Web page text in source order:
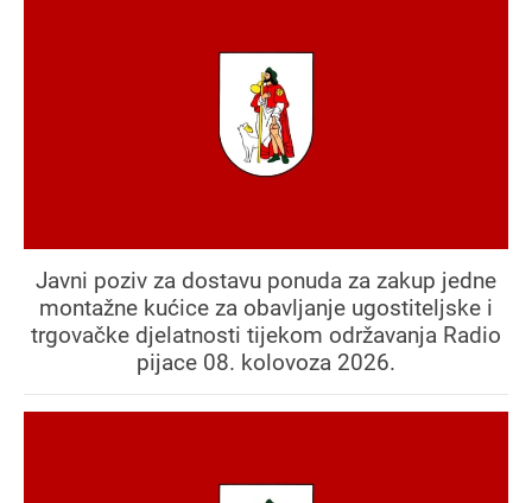
Javni poziv za dostavu ponuda za zakup jedne
montažne kućice za obavljanje ugostiteljske i
trgovačke djelatnosti tijekom održavanja Radio
pijace 08. kolovoza 2026.